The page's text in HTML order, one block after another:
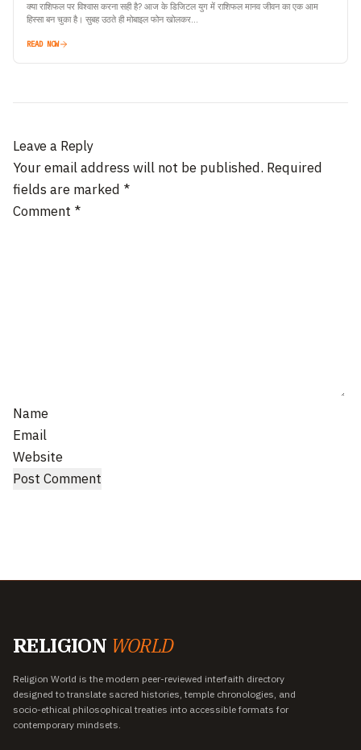
क्या राशिफल पर विश्वास करना सही है? आज के डिजिटल युग में राशिफल मानव जीवन का एक आम
हिस्सा बन चुका है। सुबह उठते ही मोबाइल फोन खोलकर…
READ NOW
Leave a Reply
Your email address will not be published. Required
fields are marked *
Comment *
Name
Email
Website
RELIGION WORLD
Religion World is the modern peer-reviewed interfaith directory
designed to translate sacred histories, temple chronologies, and
socio-ethical philosophical treaties into accessible formats for
contemporary mindsets.